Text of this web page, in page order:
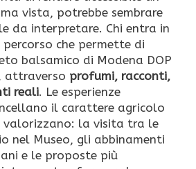
vista, potrebbe sembrare
da interpretare. Chi entra in
che permette di
balsamico di Modena DOP
attraverso profumi, racconti,
reali. Le esperienze
il carattere agricolo
la visita tra le
nel Museo, gli abbinamenti
e le proposte più